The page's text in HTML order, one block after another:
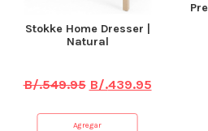
Stokke Home Dresser |
Natural
B/.549.95 B/.439.95
Agregar